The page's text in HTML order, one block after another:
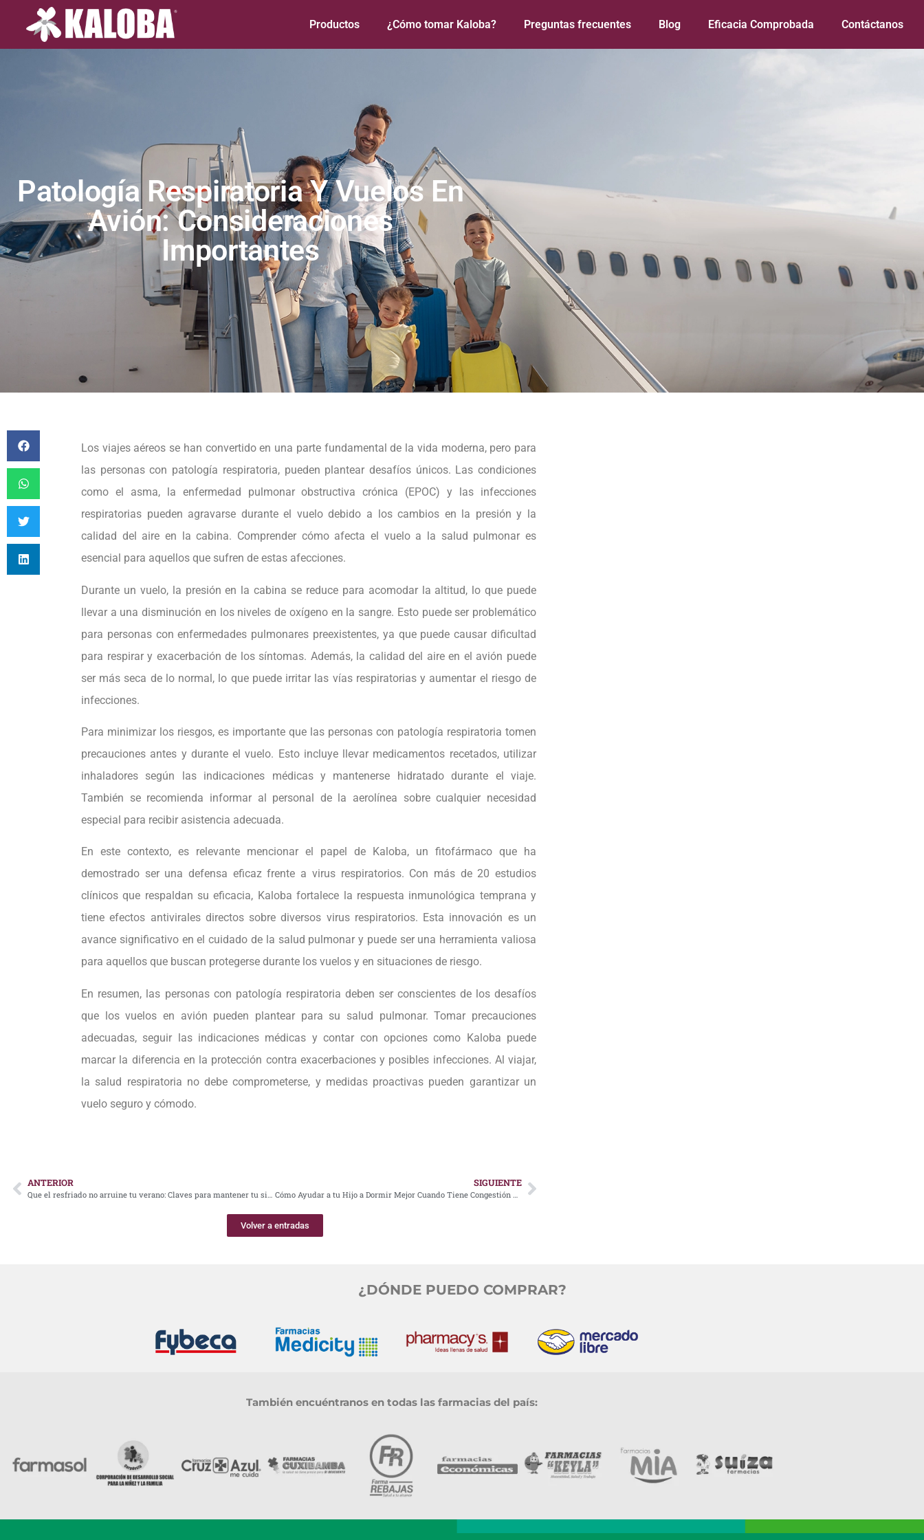
Productos ¿Cómo tomar Kaloba? Preguntas frecuentes Blog Eficacia Comprobada Contáctanos
Patología Respiratoria Y Vuelos En
Avión: Consideraciones
Importantes
Los viajes aéreos se han convertido en una parte fundamental de la vida moderna, pero para
las personas con patología respiratoria, pueden plantear desafíos únicos. Las condiciones
como el asma, la enfermedad pulmonar obstructiva crónica (EPOC) y las infecciones
respiratorias pueden agravarse durante el vuelo debido a los cambios en la presión y la
calidad del aire en la cabina. Comprender cómo afecta el vuelo a la salud pulmonar es
esencial para aquellos que sufren de estas afecciones.
Durante un vuelo, la presión en la cabina se reduce para acomodar la altitud, lo que puede
llevar a una disminución en los niveles de oxígeno en la sangre. Esto puede ser problemático
para personas con enfermedades pulmonares preexistentes, ya que puede causar dificultad
para respirar y exacerbación de los síntomas. Además, la calidad del aire en el avión puede
ser más seca de lo normal, lo que puede irritar las vías respiratorias y aumentar el riesgo de
infecciones.
Para minimizar los riesgos, es importante que las personas con patología respiratoria tomen
precauciones antes y durante el vuelo. Esto incluye llevar medicamentos recetados, utilizar
inhaladores según las indicaciones médicas y mantenerse hidratado durante el viaje.
También se recomienda informar al personal de la aerolínea sobre cualquier necesidad
especial para recibir asistencia adecuada.
En este contexto, es relevante mencionar el papel de Kaloba, un fitofármaco que ha
demostrado ser una defensa eficaz frente a virus respiratorios. Con más de 20 estudios
clínicos que respaldan su eficacia, Kaloba fortalece la respuesta inmunológica temprana y
tiene efectos antivirales directos sobre diversos virus respiratorios. Esta innovación es un
avance significativo en el cuidado de la salud pulmonar y puede ser una herramienta valiosa
para aquellos que buscan protegerse durante los vuelos y en situaciones de riesgo.
En resumen, las personas con patología respiratoria deben ser conscientes de los desafíos
que los vuelos en avión pueden plantear para su salud pulmonar. Tomar precauciones
adecuadas, seguir las indicaciones médicas y contar con opciones como Kaloba puede
marcar la diferencia en la protección contra exacerbaciones y posibles infecciones. Al viajar,
la salud respiratoria no debe comprometerse, y medidas proactivas pueden garantizar un
vuelo seguro y cómodo.
ANTERIOR
Que el resfriado no arruine tu verano: Claves para mantener tu sistema respiratorio saludable
SIGUIENTE
Cómo Ayudar a tu Hijo a Dormir Mejor Cuando Tiene Congestión Nasal
Volver a entradas
¿DÓNDE PUEDO COMPRAR?
También encuéntranos en todas las farmacias del país: